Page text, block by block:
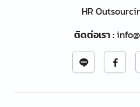
HR
ติดต่อเรา: